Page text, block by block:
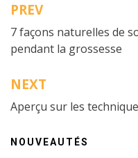
Navigation
de
l’article
PREV
7 façons naturelles de
pendant la grossesse
NEXT
Aperçu sur les
NOUVEAUTÉS